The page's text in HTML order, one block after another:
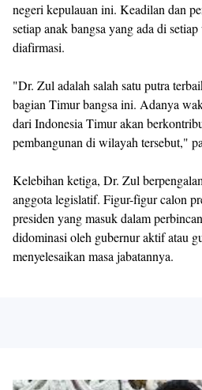
negeri kepulauan ini. Keadilan dan
setiap anak bangsa yang ada di
diafirmasi.
"Dr. Zul adalah salah satu putra
bagian Timur bangsa ini. Adanya
dari Indonesia Timur akan
pembangunan di wilayah tersebut,"
Kelebihan ketiga, Dr. Zul
anggota legislatif. Figur-figur calon
presiden yang masuk dalam
didominasi oleh gubernur aktif atau
menyelesaikan masa jabatannya.